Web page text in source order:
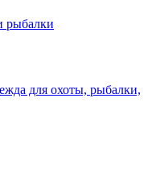
рыбалки
для охоты, рыбалки,